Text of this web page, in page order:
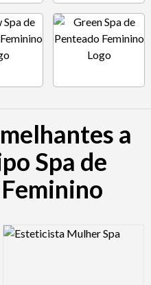
a
Spa de
Logo Preview Image